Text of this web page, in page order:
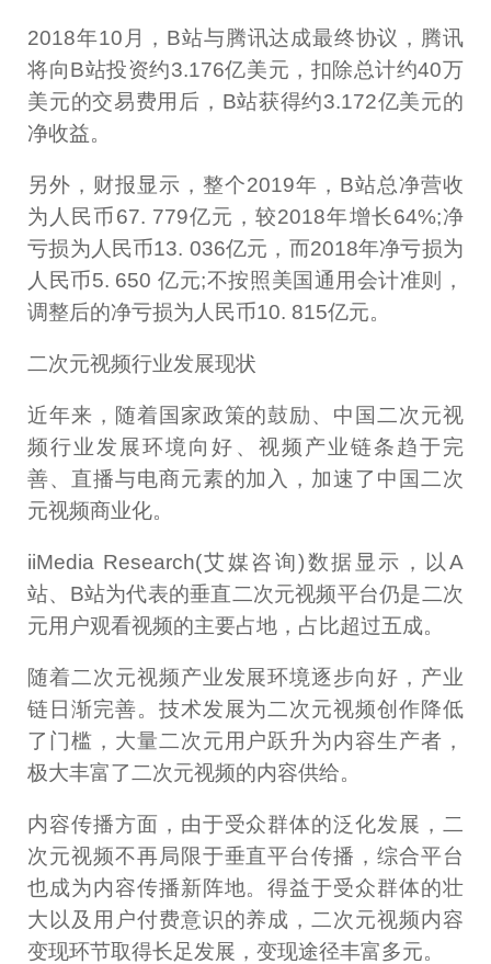
2018年10月，B站与腾讯达成最终协议，腾讯
将向B站投资约3.176亿美元，扣除总计约40万
美元的交易费用后，B站获得约3.172亿美元的
净收益。
另外，财报显示，整个2019年，B站总净营收
为人民币67. 779亿元，较2018年增长64%;净
亏损为人民币13. 036亿元，而2018年净亏损为
人民币5. 650 亿元;不按照美国通用会计准则，
调整后的净亏损为人民币10. 815亿元。
二次元视频行业发展现状
近年来，随着国家政策的鼓励、中国二次元视
频行业发展环境向好、视频产业链条趋于完
善、直播与电商元素的加入，加速了中国二次
元视频商业化。
iiMedia Research(艾媒咨询)数据显示，以A
站、B站为代表的垂直二次元视频平台仍是二次
元用户观看视频的主要占地，占比超过五成。
随着二次元视频产业发展环境逐步向好，产业
链日渐完善。技术发展为二次元视频创作降低
了门槛，大量二次元用户跃升为内容生产者，
极大丰富了二次元视频的内容供给。
内容传播方面，由于受众群体的泛化发展，二
次元视频不再局限于垂直平台传播，综合平台
也成为内容传播新阵地。得益于受众群体的壮
大以及用户付费意识的养成，二次元视频内容
变现环节取得长足发展，变现途径丰富多元。